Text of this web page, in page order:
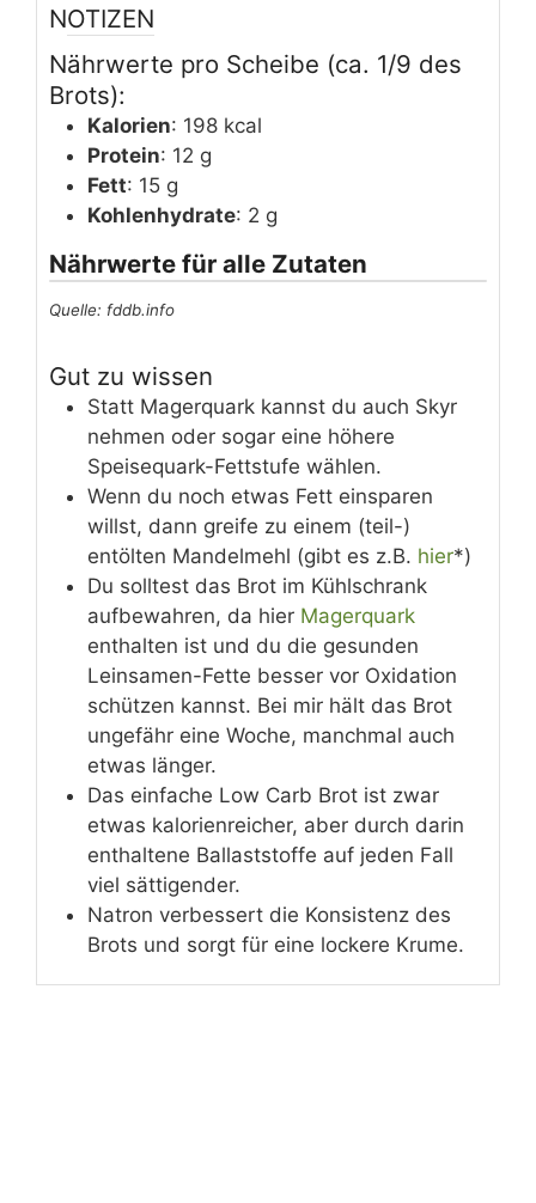
NOTIZEN
Nährwerte pro Scheibe (ca. 1/9 des
Brots):
Kalorien: 198 kcal
Protein: 12 g
Fett: 15 g
Kohlenhydrate: 2 g
Nährwerte für alle Zutaten
Quelle: fddb.info
Gut zu wissen
Statt Magerquark kannst du auch Skyr
nehmen oder sogar eine höhere
Speisequark-Fettstufe wählen.
Wenn du noch etwas Fett einsparen
willst, dann greife zu einem (teil-)
entölten Mandelmehl (gibt es z.B. hier*)
Du solltest das Brot im Kühlschrank
aufbewahren, da hier Magerquark
enthalten ist und du die gesunden
Leinsamen-Fette besser vor Oxidation
schützen kannst. Bei mir hält das Brot
ungefähr eine Woche, manchmal auch
etwas länger.
Das einfache Low Carb Brot ist zwar
etwas kalorienreicher, aber durch darin
enthaltene Ballaststoffe auf jeden Fall
viel sättigender.
Natron verbessert die Konsistenz des
Brots und sorgt für eine lockere Krume.